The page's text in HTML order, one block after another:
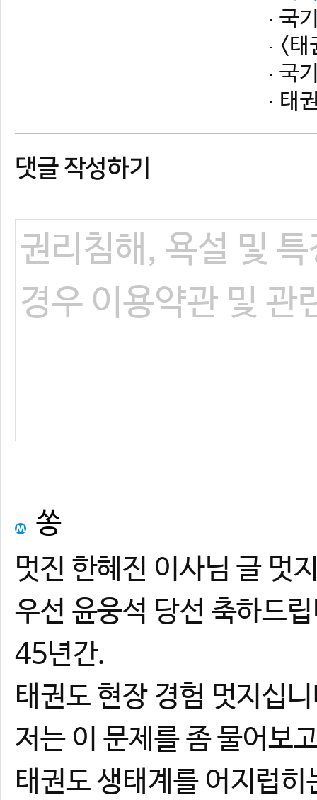
댓글 작성하기
쏭
멋진 한혜진 이사님 글 멋
우선 윤웅석 당선 축하드
45년간.
태권도 현장 경험 멋지십
저는 이 문제를 좀 물어보
태권도 생태계를 어지럽